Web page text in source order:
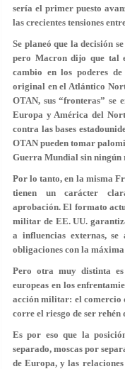
sería el primer puesto
las crecientes tensiones
Se planeó que la decisión
pero Macron dijo que tal
cambio en los poderes
original en el Atlántico
OTAN, sus “fronteras” se
Europa y América del
contra las bases
OTAN pueden tomar
Guerra Mundial sin ningún
Por lo tanto, en la misma
tienen un carácter
aprobación. El formato
militar de EE. UU.
a influencias externas,
obligaciones con la
Pero otra muy distinta
europeas en los
acción militar: el comercio
corre el riesgo de ser rehén
Es por eso que la
separado, moscas por
de Europa, y las